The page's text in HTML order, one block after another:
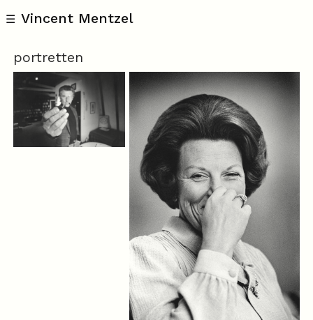
☰ Vincent Mentzel
portretten